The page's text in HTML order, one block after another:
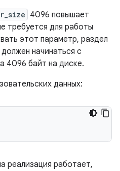
4096 повышает
требуется для работы
этот параметр, раздел
начинаться с
4096 байт на диске.
данных:
реализация работает,